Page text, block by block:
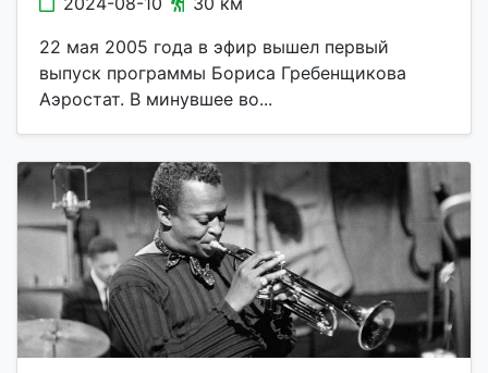
22 мая 2005 года в эфир вышел первый
выпуск программы Бориса Гребенщикова
Аэростат. В минувшее во...